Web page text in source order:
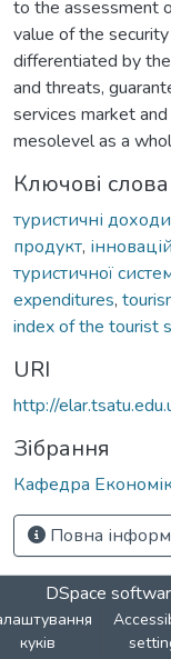
to the assessment
value of the
differentiated by
and threats,
services market
mesolevel as a
Ключові слова
туристичні доходи
продукт,
туристичної
expenditures,
index of the tourist
URI
http://
Зібрання
Кафедра
Повна
DSpace
куків